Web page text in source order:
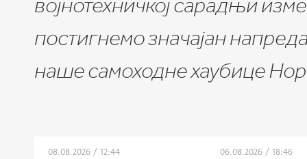
постигнемо значајан
наше самоходне хаубице
08.08.2026 / 12:44 06.08.2026 / 18:46